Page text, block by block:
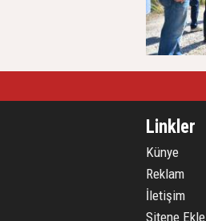
Linkler
Künye
Reklam
İletişim
Sitene Ekle